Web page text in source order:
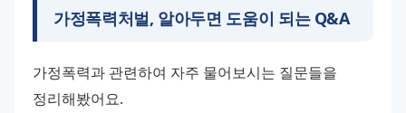
가정폭력처벌, 알아두면 도움이 되는 Q&A
가정폭력과 관련하여 자주 물어보시는 질문들을
정리해봤어요.